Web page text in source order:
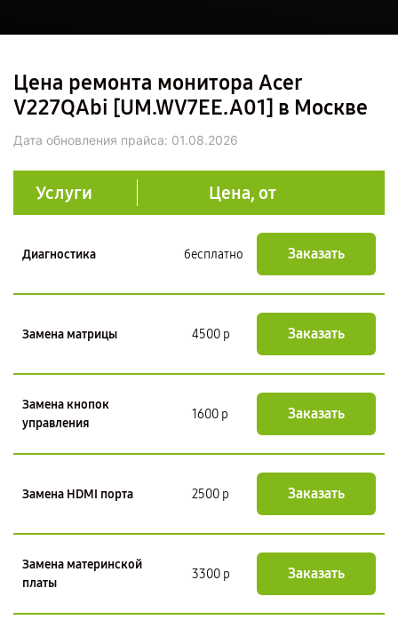
Цена ремонта монитора Acer
V227QAbi [UM.WV7EE.A01] в Москве
Дата обновления прайса: 01.08.2026
Услуги Цена, от
Диагностика бесплатно Заказать
Замена матрицы 4500 р Заказать
Замена кнопок
управления
1600 р Заказать
Замена HDMI порта 2500 р Заказать
Замена материнской
платы
3300 р Заказать